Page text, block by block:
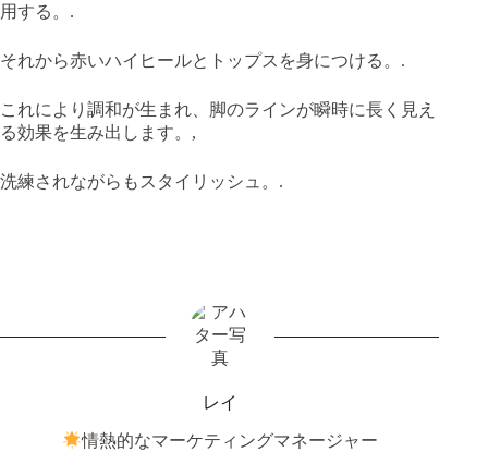
用する。.
それから赤いハイヒールとトップスを身につける。.
これにより調和が生まれ、脚のラインが瞬時に長く見え
る効果を生み出します。,
洗練されながらもスタイリッシュ。.
レイ
情熱的なマーケティングマネージャー